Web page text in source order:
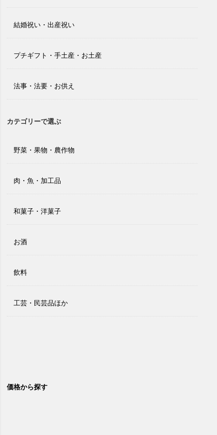
結婚祝い・出産祝い
プチギフト・手土産・お土産
法事・法要・お供え
カテゴリーで選ぶ
野菜・果物・農作物
肉・魚・加工品
和菓子・洋菓子
お酒
飲料
工芸・民芸品ほか
価格から探す